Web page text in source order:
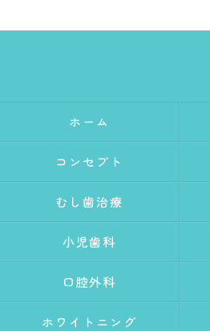
ホーム
コンセプト
むし歯治療
小児歯科
口腔外科
ホワイトニング